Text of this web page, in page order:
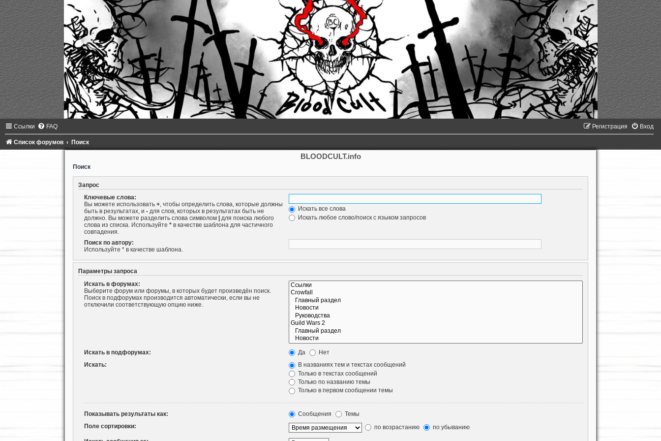
Ссылки FAQ Вход
Регистрация
Список форумов Поиск
BLOODCULT.info
Поиск
Запрос
Ключевые слова:
Вы можете использовать +, чтобы определить слова, которые должны
быть в результатах, и -для слов, которых в результатах быть не
должно. Вы можете разделить слова символом
для поиска любого
слова из списка. Используйте *в качестве шаблона для частичного
совпадения.
Искать все слова
Искать любое слово/поиск с языком запросов
Поиск по автору:
Используйте * в качестве шаблона.
Параметры запроса
Искать в форумах:
Выберите форум или форумы, в которых будет произведён поиск.
Поиск в подфорумах производится автоматически, если вы не
отключили соответствующую опцию ниже.
Искать в подфорумах: Да
Нет
Искать:
В названиях тем и текстах сообщений
Только в текстах сообщений
Только по названию темы
Только в первом сообщении темы
Показывать результаты как: Сообщения
Темы
Поле сортировки:
по возрастанию по убыванию